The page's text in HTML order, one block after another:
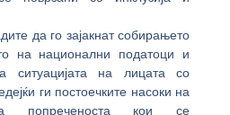
да го зајакнат собирањето
на национални податоци и
ситуацијата на лицата со
ги постоечките насоки на
попреченоста кои се